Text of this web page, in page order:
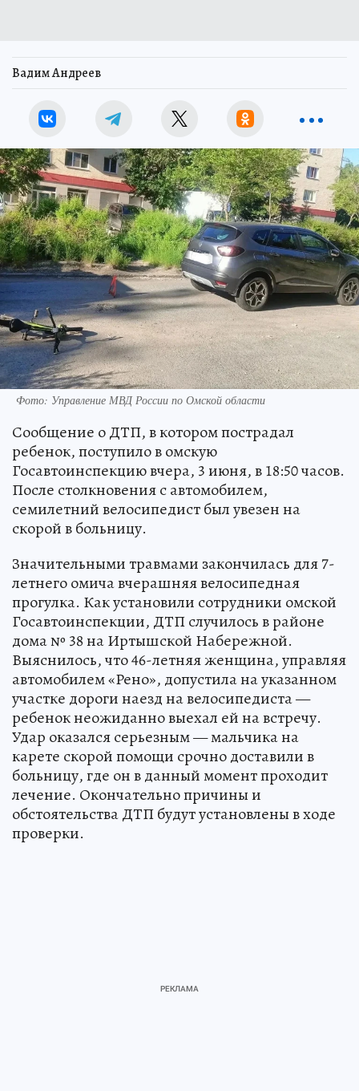
Вадим Андреев
Фото: Управление МВД России по Омской области
Сообщение о ДТП, в котором пострадал
ребенок, поступило в омскую
Госавтоинспекцию вчера, 3 июня, в 18:50 часов.
После столкновения с автомобилем,
семилетний велосипедист был увезен на
скорой в больницу.
Значительными травмами закончилась для 7-
летнего омича вчерашняя велосипедная
прогулка. Как установили сотрудники омской
Госавтоинспекции, ДТП случилось в районе
дома № 38 на Иртышской Набережной.
Выяснилось, что 46-летняя женщина, управляя
автомобилем «Рено», допустила на указанном
участке дороги наезд на велосипедиста —
ребенок неожиданно выехал ей на встречу.
Удар оказался серьезным — мальчика на
карете скорой помощи срочно доставили в
больницу, где он в данный момент проходит
лечение. Окончательно причины и
обстоятельства ДТП будут установлены в ходе
проверки.